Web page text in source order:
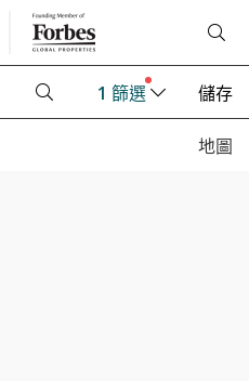
1 篩選 儲存
地圖